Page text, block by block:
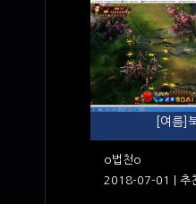
[여름]
o법천o
2018-07-01 | 추